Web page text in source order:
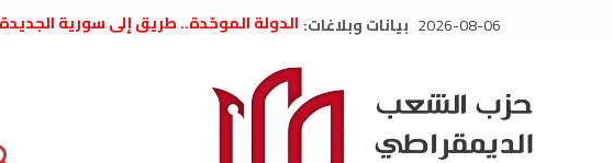
2026-08-06 بيانات وبلاغات: الدولة الموحّدة.. طريق إلى سورية الجديدة
تعزية بوفاة المناضل حسن عبدالعظيم
العام السابق لحزب الاتحاد الاشتراكي العربي
الديمقراطي
بلاغ صادر عن اجتماع اللجنة المركزية نيسان